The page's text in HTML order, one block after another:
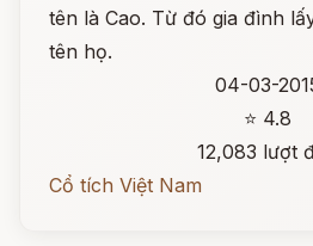
tên là Cao. Từ đó gia đình
tên họ.
04-03-
⭐ 4.8
12,083 lượt
Cổ tích Việt Nam